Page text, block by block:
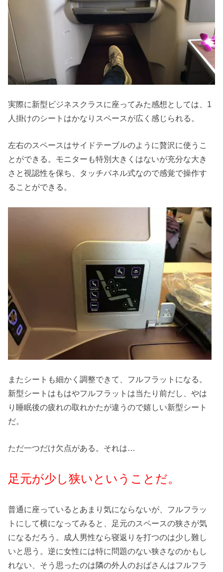
実際に新型ビジネスクラスに座ってみた感想としては、1
人掛けのシートはかなりスペースが広く感じられる。
左右のスペースはサイドテーブルのように贅沢に使うこ
とができる。モニターも特別大きくはないが充分な大き
さと視認性を保ち、タッチパネル式なので感覚で操作す
ることができる。
またシートも細かく調整できて、フルフラットになる。
新型シートはもはやフルフラットは当たり前だし、やは
り睡眠後の疲れの取れかたが違うので嬉しい新型シート
だ。
ただ一つだけ欠点がある。それは…
足元が少し狭いということだ。
普通に座っているとあまり気にならないが、フルフラッ
トにして横になってみると、足元のスペースの狭さが気
になるだろう。成人男性なら寝返りを打つのは少し難し
いと思う。逆に女性には特に問題のない狭さなのかもし
れない、そう思ったのは隣の外人のおばさんはフルフラ